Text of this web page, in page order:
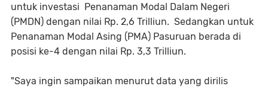
untuk investasi Penanaman Modal Dalam Negeri
(PMDN) dengan nilai Rp. 2,6 Trilliun. Sedangkan untuk
Penanaman Modal Asing (PMA) Pasuruan berada di
posisi ke-4 dengan nilai Rp. 3,3 Trilliun.
"Saya ingin sampaikan menurut data yang dirilis